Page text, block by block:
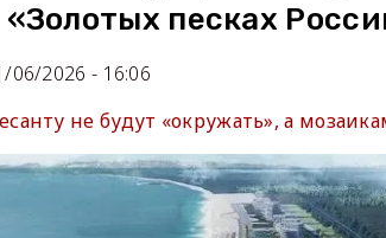
песках
06/2026 - 16:06
не будут «окружать», а